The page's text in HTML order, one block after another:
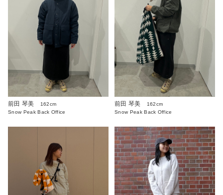
前田 琴美
162cm
Snow Peak Back Office
前田 琴美
162cm
Snow Peak Back Office